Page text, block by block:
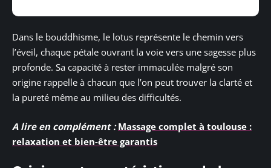
Dans le bouddhisme, le lotus représente le chemin vers
l’éveil, chaque pétale ouvrant la voie vers une sagesse plus
profonde. Sa capacité à rester immaculée malgré son
origine rappelle à chacun que l’on peut trouver la clarté et
la pureté même au milieu des difficultés.
A lire en complément : Massage complet à toulouse :
relaxation et bien-être garantis